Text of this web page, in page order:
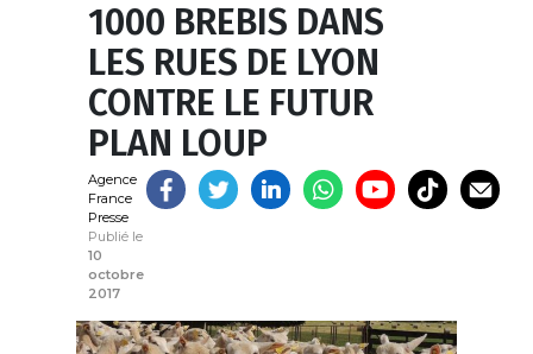
1000 BREBIS DANS
LES RUES DE LYON
CONTRE LE FUTUR
PLAN LOUP
Agence
France
Presse
Publié le
10
octobre
2017